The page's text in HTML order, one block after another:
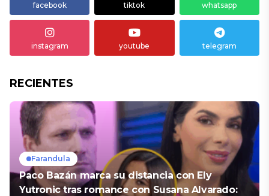
facebook tiktok whatsapp
instagram youtube telegram
RECIENTES
Farandula
Paco Bazán marca su distancia con Ely
Yutronic tras romance con Susana Alvarado: